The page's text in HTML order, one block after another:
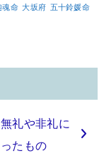
魂命 大坂府 五十鈴媛命
礼や非礼に
たもの